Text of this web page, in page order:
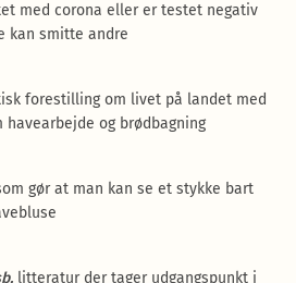
med corona eller er testet negativ
kan smitte andre
forestilling om livet på landet med
og brødbagning
gør at man kan se et stykke bart
litteratur der tager udgangspunkt i